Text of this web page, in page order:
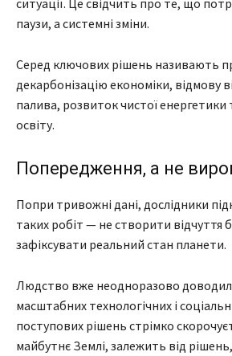
паузи, а системні зміни.
Серед ключових рішень називають
декарбонізацію економіки, відмову
палива, розвиток чистої енергетики
освіту.
Попередження, а не
Попри тривожні дані, дослідники
таких робіт — не створити відчуття
зафіксувати реальний стан планети.
Людство вже неодноразово
масштабних технологічних і
поступових рішень стрімко
майбутнє Землі, залежить від